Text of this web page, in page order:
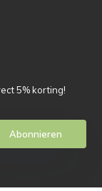
5% korting!
Abonnieren